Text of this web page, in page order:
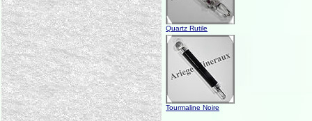
Quartz Rutile
Tourmaline Noire